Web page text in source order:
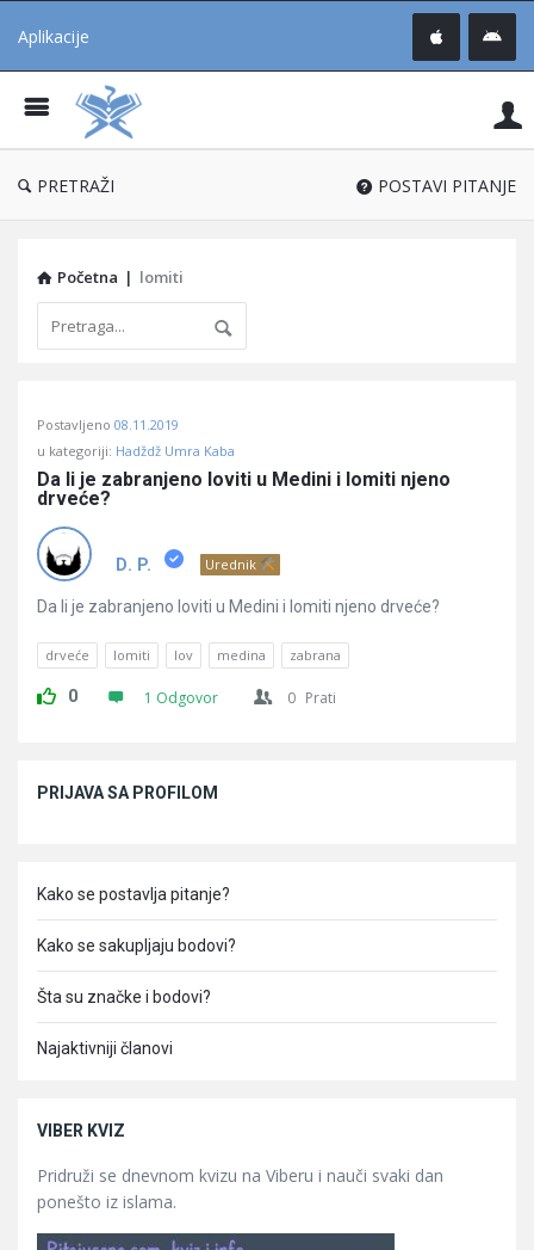
Aplikacije
®
PRETRAŽI POSTAVI PITANJE
Početna | lomiti
Učene
Latest
Pitanja
Postavljeno 08.11.2019
u kategoriji: Hadždž Umra Kaba
Da li je zabranjeno loviti u Medini i lomiti njeno
drveće?
D. P. Urednik
Da li je zabranjeno loviti u Medini i lomiti njeno drveće?
drveće lomiti lov medina zabrana
0 1 Odgovor 0 Prati
PRIJAVA SA PROFILOM
Kako se postavlja pitanje?
Kako se sakupljaju bodovi?
Šta su značke i bodovi?
Najaktivniji članovi
VIBER KVIZ
Pridruži se dnevnom kvizu na Viberu i nauči svaki dan
ponešto iz islama.